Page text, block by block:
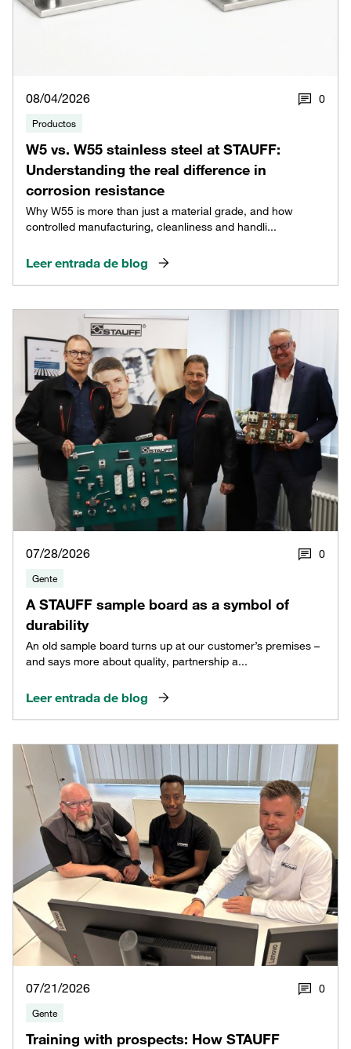
08/04/2026 0
Productos
W5 vs. W55 stainless steel at STAUFF:
Understanding the real difference in
corrosion resistance
Why W55 is more than just a material grade, and how
controlled manufacturing, cleanliness and handli...
Leer entrada de blog
07/28/2026 0
Gente
A STAUFF sample board as a symbol of
durability
An old sample board turns up at our customer’s premises –
and says more about quality, partnership a...
Leer entrada de blog
07/21/2026 0
Gente
Training with prospects: How STAUFF